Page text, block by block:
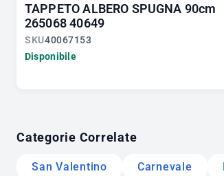
TAPPETO ALBERO SPUGNA 90cm
265068 40649
SKU40067153
Disponibile
Categorie Correlate
San Valentino Carnevale